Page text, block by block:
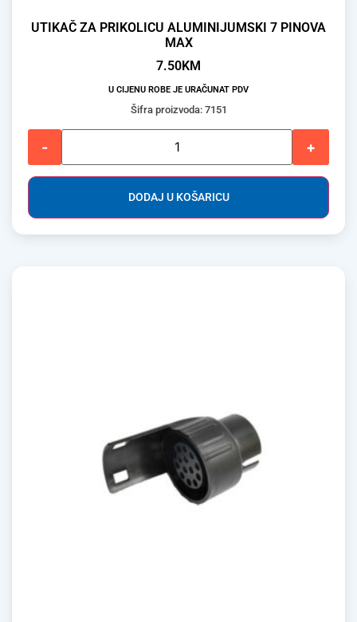
UTIKAČ ZA PRIKOLICU ALUMINIJUMSKI 7 PINOVA
MAX
7.50KM
U CIJENU ROBE JE URAČUNAT PDV
Šifra proizvoda: 7151
- +
DODAJ U KOŠARICU